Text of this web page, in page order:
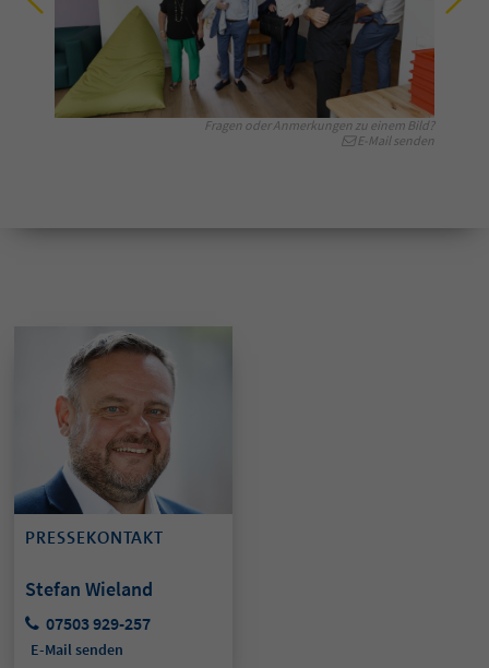
Fragen oder Anmerkungen zu einem Bild?
E-Mail senden
PRESSEKONTAKT
Stefan Wieland
07503 929-257
E-Mail senden